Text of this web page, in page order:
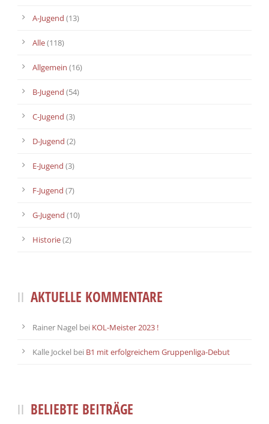
A-Jugend (13)
Alle(118)
Allgemein (16)
B-Jugend (54)
C-Jugend (3)
D-Jugend (2)
E-Jugend (3)
F-Jugend (7)
G-Jugend (10)
Historie(2)
AKTUELLE KOMMENTARE
Rainer Nagel bei KOL-Meister 2023 !
Kalle Jockel bei B1 mit erfolgreichem Gruppenliga-Debut
BELIEBTE BEITRÄGE